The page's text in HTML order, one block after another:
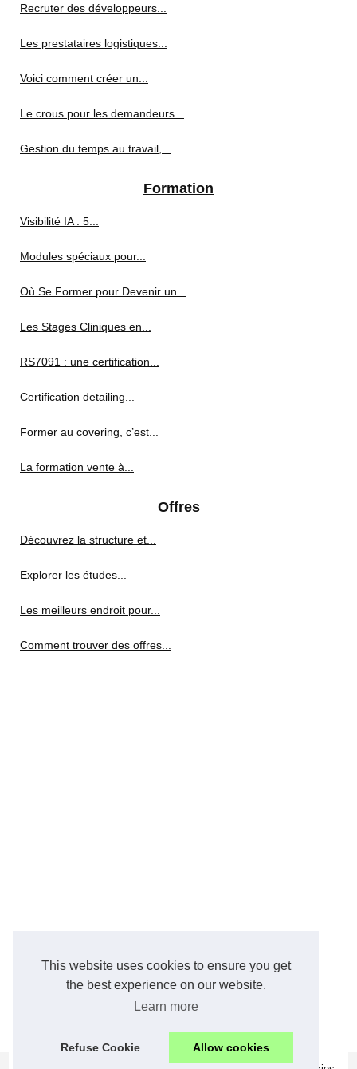
This website uses cookies to ensure you get
the best experience on our website.
Learn more
Refuse Cookie Allow cookies
Recruter des développeurs...
Les prestataires logistiques...
Voici comment créer un...
Le crous pour les demandeurs...
Gestion du temps au travail,...
Formation
Visibilité IA : 5...
Modules spéciaux pour...
Où Se Former pour Devenir un...
Les Stages Cliniques en...
RS7091 : une certification...
Certification detailing...
Former au covering, c’est...
La formation vente à...
Offres
Découvrez la structure et...
Explorer les études...
Les meilleurs endroit pour...
Comment trouver des offres...